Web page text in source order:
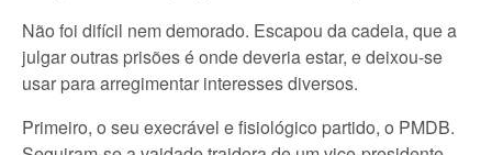
Não foi difícil nem demorado. Escapou da cadeia, que a
julgar outras prisões é onde deveria estar, e deixou-se
usar para arregimentar interesses diversos.
Primeiro, o seu execrável e fisiológico partido, o PMDB.